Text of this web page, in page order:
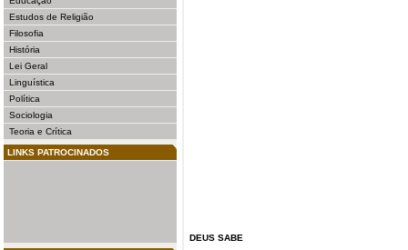
Estudos de Religião
Filosofia
História
Lei Geral
Linguística
Política
Sociologia
Teoria e Crítica
LINKS PATROCINADOS
DEUS SABE